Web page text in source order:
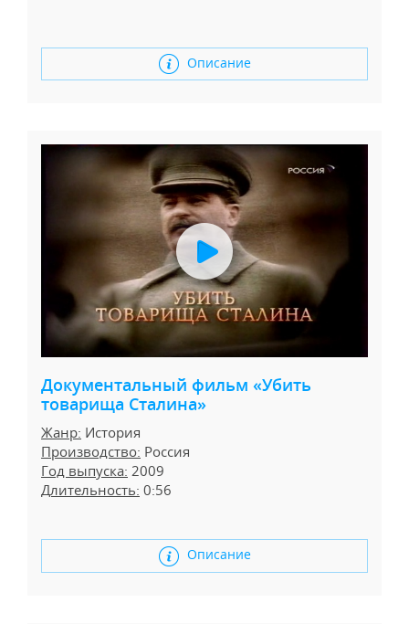
Описание
Документальный фильм «Убить
товарища Сталина»
Жанр: История
Производство: Россия
Год выпуска: 2009
Длительность: 0:56
Описание